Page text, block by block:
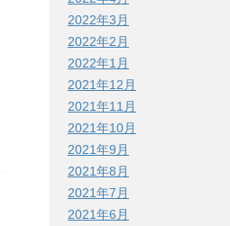
2022年3月
2022年2月
2022年1月
2021年12月
2021年11月
2021年10月
2021年9月
2021年8月
2021年7月
2021年6月